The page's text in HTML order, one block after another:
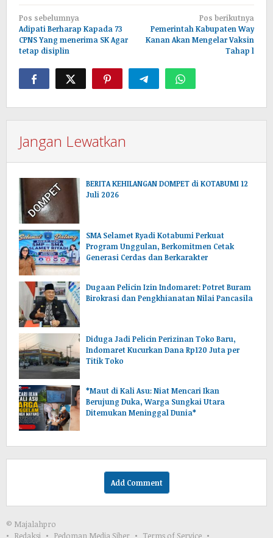
Navigasi
pos
Pos sebelumnya
Adipati Berharap Kapada 73
CPNS Yang menerima SK Agar
tetap disiplin
Pos berikutnya
Pemerintah Kabupaten Way
Kanan Akan Mengelar Vaksin
Tahap l
Jangan Lewatkan
BERITA KEHILANGAN DOMPET di KOTABUMI 12
Juli 2026
SMA Selamet Ryadi Kotabumi Perkuat
Program Unggulan, Berkomitmen Cetak
Generasi Cerdas dan Berkarakter
Dugaan Pelicin Izin Indomaret: Potret Buram
Birokrasi dan Pengkhianatan Nilai Pancasila
‎Diduga Jadi Pelicin Perizinan Toko Baru,
Indomaret Kucurkan Dana Rp120 Juta per
Titik Toko
*Maut di Kali Asu: Niat Mencari Ikan
Berujung Duka, Warga Sungkai Utara
Ditemukan Meninggal Dunia*
Add Comment
© Majalahpro